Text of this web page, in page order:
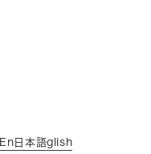
En日本語glish